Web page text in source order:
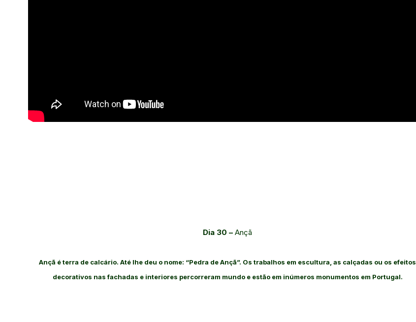
Dia 30 – Ançã
Ançã é terra de calcário. Até lhe deu o nome: “Pedra de Ançã”. Os trabalhos em escultura, as calçadas ou os efeitos
decorativos nas fachadas e interiores percorreram mundo e estão em inúmeros monumentos em Portugal.